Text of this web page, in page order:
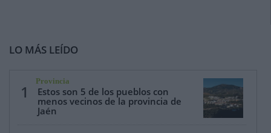
LO MÁS LEÍDO
1
Provincia
Estos son 5 de los pueblos con
menos vecinos de la provincia de
Jaén